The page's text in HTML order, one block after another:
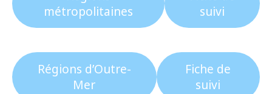
métropolitaines
suivi
Régions d’Outre-
Mer
Fiche de
suivi